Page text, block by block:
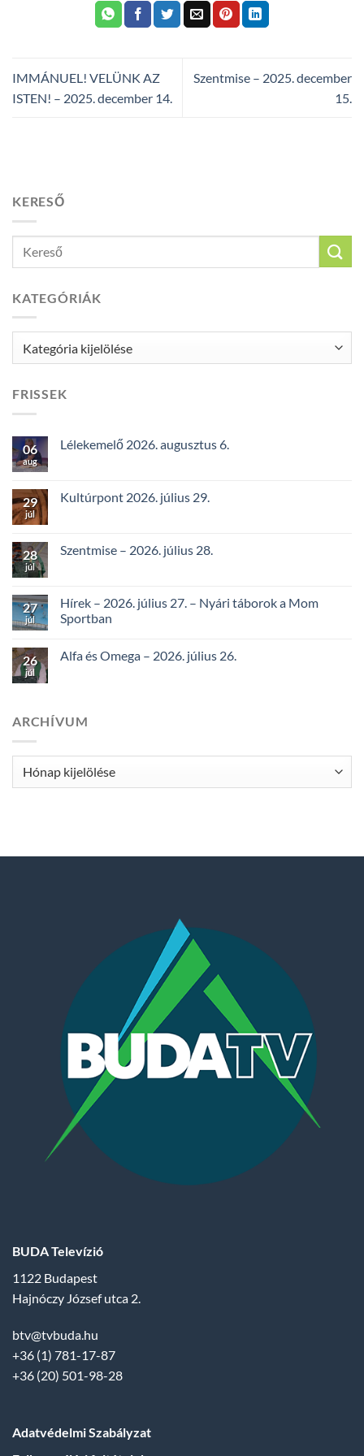
IMMÁNUEL! VELÜNK AZ
ISTEN! – 2025. december 14.
Szentmise – 2025. december
15.
KERESŐ
KATEGÓRIÁK
FRISSEK
06
aug
Lélekemelő 2026. augusztus 6.
29
júl
Kultúrpont 2026. július 29.
28
júl
Szentmise – 2026. július 28.
27
júl
Hírek – 2026. július 27. – Nyári táborok a Mom
Sportban
26
júl
Alfa és Omega – 2026. július 26.
ARCHÍVUM
Archívum
BUDA Televízió
1122 Budapest
Hajnóczy József utca 2.
btv@tvbuda.hu
+36 (1) 781-17-87
+36 (20) 501-98-28
Adatvédelmi Szabályzat